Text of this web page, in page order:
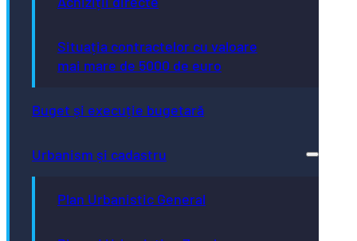
Situația contractelor cu valoare
mai mare de 5000 de euro
Buget și execuție bugetară
Urbanism și cadastru
Plan Urbanistic General